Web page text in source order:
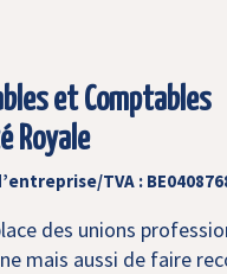
et Comptables
Royale
TVA :
des unions
mais aussi de faire